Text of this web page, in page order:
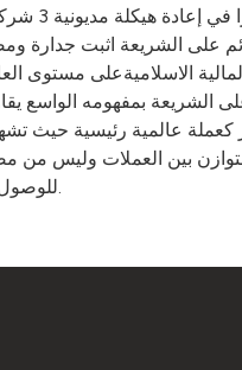
على الشريعة اثبت
المالية الاسلاميةعلى
بمفهومه الواسع
كعملة عالمية رئيسية
بين العملات وليس من
للوصول إلى حلول تحفظ مصالح الجميع،وتوفق بين الاتجاهات المختلفة.